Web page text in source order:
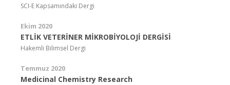
SCI-E Kapsamındaki Dergi
Ekim 2020
ETLİK VETERİNER MİKROBİYOLOJİ DERGİSİ
Hakemli Bilimsel Dergi
Temmuz 2020
Medicinal Chemistry Research